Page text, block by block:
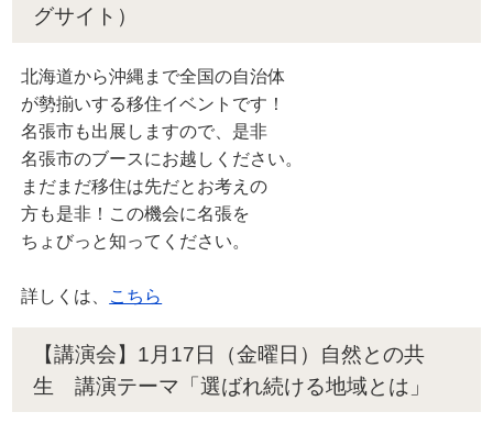
グサイト）
北海道から沖縄まで全国の自治体
が勢揃いする移住イベントです！
名張市も出展しますので、是非
名張市のブースにお越しください。
まだまだ移住は先だとお考えの
方も是非！この機会に名張を
ちょびっと知ってください。
詳しくは、 こちら
【講演会】1月17日（金曜日）自然との共
生 講演テーマ「選ばれ続ける地域とは」